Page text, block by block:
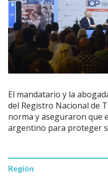
El mandatario y la
del Registro Nacional de
norma y aseguraron que
argentino para proteger
Región